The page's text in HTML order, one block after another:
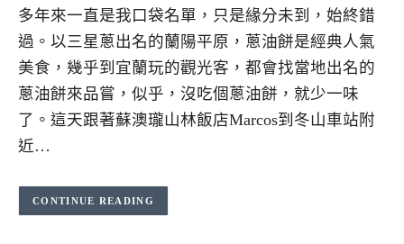
多年來一直是我口袋名單，只是緣分未到，始終錯
過。以三星蔥出名的蘭陽平原，蔥油餅是經典人氣
美食，幾乎到宜蘭玩的觀光客，都會找當地出名的
蔥油餅來品嘗，似乎，沒吃個蔥油餅，就少一味
了。這天跟著蘇澳瓏山林飯店Marcos到冬山車站附
近…
CONTINUE READING